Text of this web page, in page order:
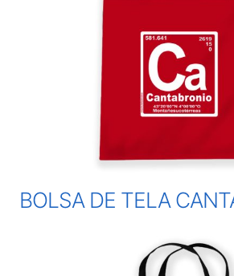
BOLSA DE TELA